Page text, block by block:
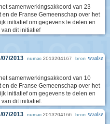
samenwerkingsakkoord van 23
de Franse Gemeenschap over het
initiatief om gegevens te delen en
dit initiatief
07/2013 numac 2013204167 bron waalse
samenwerkingsakkoord van 10
de Franse Gemeenschap over het
initiatief om gegevens te delen en
dit initiatief.
07/2013 numac 2013204166 bron waalse